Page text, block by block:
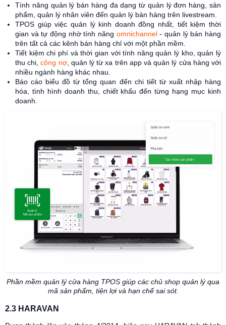
Tính năng quản lý bán hàng đa dạng từ quản lý đơn hàng, sản
phẩm, quản lý nhân viên đến quản lý bán hàng trên livestream.
TPOS giúp việc quản lý kinh doanh đồng nhất, tiết kiệm thời
gian và tự động nhờ tính năng omnichannel- quản lý bán hàng
trên tất cả các kênh bán hàng chỉ với một phần mềm.
Tiết kiệm chi phí và thời gian với tính năng quản lý kho, quản lý
thu chi,công nợ, quản lý từ xa trên app và quản lý cửa hàng với
nhiều ngành hàng khác nhau.
Báo cáo biểu đồ từ tổng quan đến chi tiết từ xuất nhập hàng
hóa, tình hình doanh thu, chiết khấu đến từng hạng mục kinh
doanh.
Phần mềm quản lý cửa hàng TPOS giúp các chủ shop quản lý qua
mã sản phẩm, tiện lợi và hạn chế sai sót.
2.3 HARAVAN